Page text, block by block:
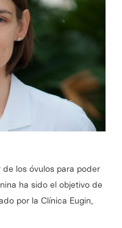
los óvulos para poder
ha sido el objetivo de
por la Clínica Eugin,